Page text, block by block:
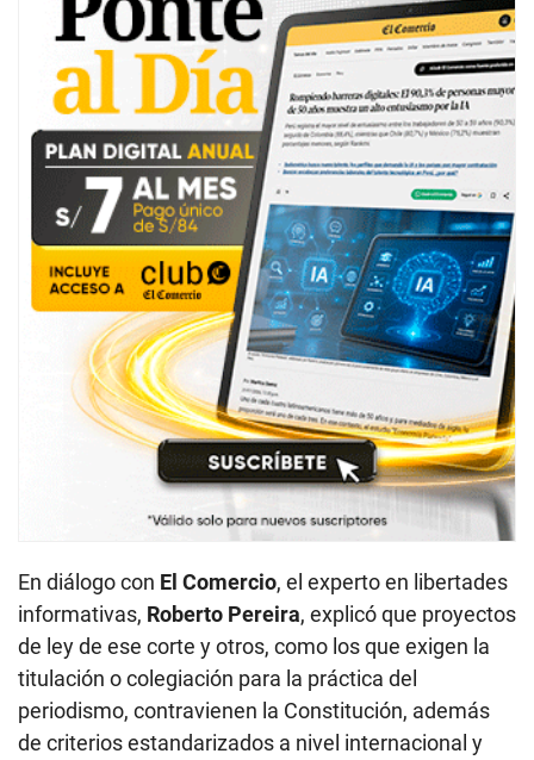
En diálogo con El Comercio, el experto en libertades
informativas, Roberto Pereira, explicó que proyectos
de ley de ese corte y otros, como los que exigen la
titulación o colegiación para la práctica del
periodismo, contravienen la Constitución, además
de criterios estandarizados a nivel internacional y